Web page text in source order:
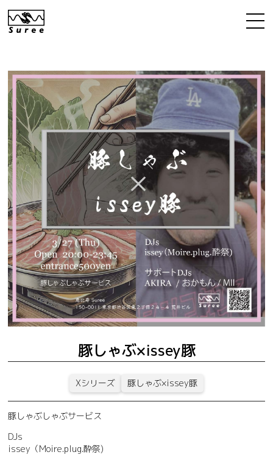
豚しゃぶ×issey豚
Xシリーズ 豚しゃぶ×issey豚
豚しゃぶしゃぶサービス
DJs
issey（Moire.plug.酔祭)